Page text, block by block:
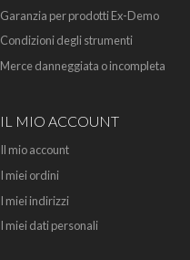
Garanzia per prodotti Ex-Demo
Condizioni degli strumenti
Merce danneggiata o incompleta
IL MIO ACCOUNT
Il mio account
I miei ordini
I miei indirizzi
I miei dati personali